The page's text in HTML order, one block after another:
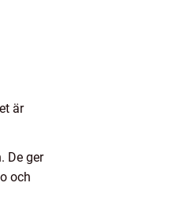
är
De ger
och